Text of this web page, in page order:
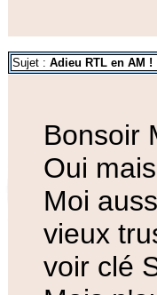
Sujet : Adieu RTL en AM !
Bonsoir
Oui
Moi
vieux
voir clé